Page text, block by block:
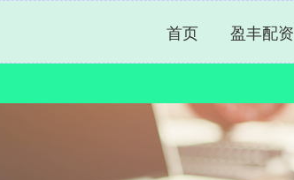
首页 盈丰配资